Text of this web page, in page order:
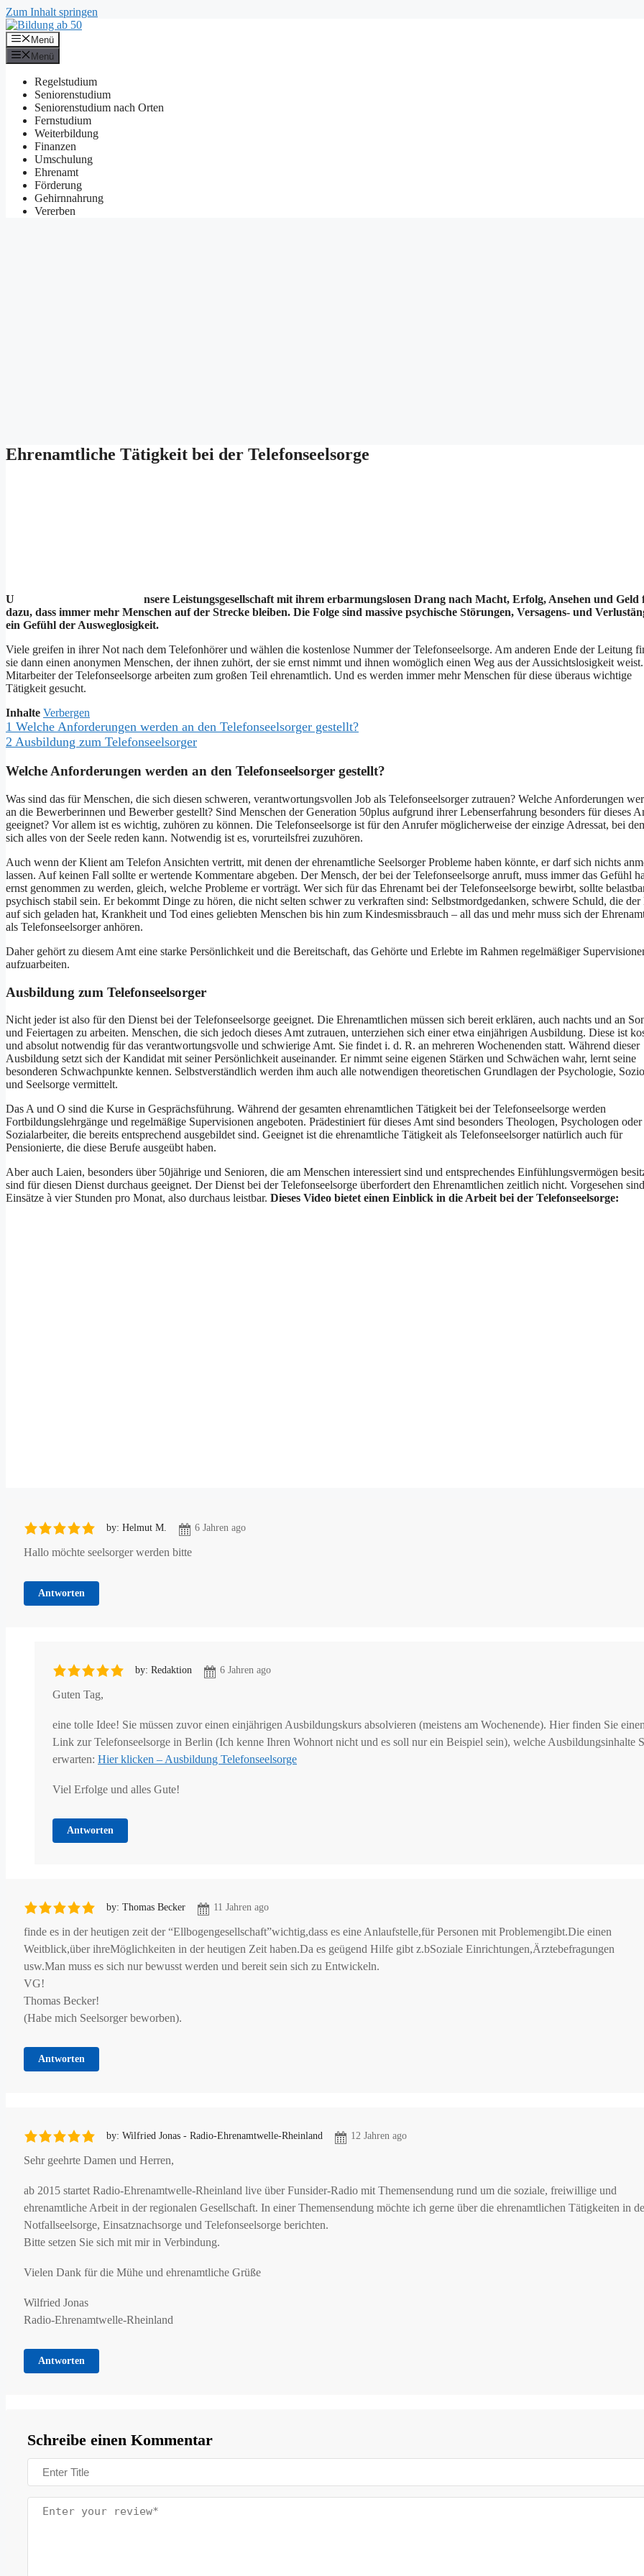
Zum Inhalt springen
Menü
Menü
Regelstudium
Seniorenstudium
Seniorenstudium nach Orten
Fernstudium
Weiterbildung
Finanzen
Umschulung
Ehrenamt
Förderung
Gehirnnahrung
Vererben
Ehrenamtliche Tätigkeit bei der Telefonseelsorge
U
nsere Leistungsgesellschaft mit ihrem erbarmungslosen Drang nach Macht, Erfolg, Ansehen und
dazu, dass immer mehr Menschen auf der Strecke bleiben. Die Folge sind massive psychische Störungen, Versagens- und
ein Gefühl der Ausweglosigkeit.
Viele greifen in ihrer Not nach dem Telefonhörer und wählen die kostenlose Nummer der Telefonseelsorge. Am anderen Ende der Leitung
sie dann einen anonymen Menschen, der ihnen zuhört, der sie ernst nimmt und ihnen womöglich einen Weg aus der Aussichtslosigkeit
Mitarbeiter der Telefonseelsorge arbeiten zum großen Teil ehrenamtlich. Und es werden immer mehr Menschen für diese überaus wichtige
Tätigkeit gesucht.
Inhalte Verbergen
1 Welche Anforderungen werden an den Telefonseelsorger gestellt?
2 Ausbildung zum Telefonseelsorger
Welche Anforderungen werden an den Telefonseelsorger gestellt?
Was sind das für Menschen, die sich diesen schweren, verantwortungsvollen Job als Telefonseelsorger zutrauen? Welche Anforderungen
an die Bewerberinnen und Bewerber gestellt? Sind Menschen der Generation 50plus aufgrund ihrer Lebenserfahrung besonders für dieses
geeignet? Vor allem ist es wichtig, zuhören zu können. Die Telefonseelsorge ist für den Anrufer möglicherweise der einzige Adressat, bei
sich alles von der Seele reden kann. Notwendig ist es, vorurteilsfrei zuzuhören.
Auch wenn der Klient am Telefon Ansichten vertritt, mit denen der ehrenamtliche Seelsorger Probleme haben könnte, er darf sich nichts
lassen. Auf keinen Fall sollte er wertende Kommentare abgeben. Der Mensch, der bei der Telefonseelsorge anruft, muss immer das Gefühl
ernst genommen zu werden, gleich, welche Probleme er vorträgt. Wer sich für das Ehrenamt bei der Telefonseelsorge bewirbt, sollte
psychisch stabil sein. Er bekommt Dinge zu hören, die nicht selten schwer zu verkraften sind: Selbstmordgedanken, schwere Schuld, die
auf sich geladen hat, Krankheit und Tod eines geliebten Menschen bis hin zum Kindesmissbrauch – all das und mehr muss sich der
als Telefonseelsorger anhören.
Daher gehört zu diesem Amt eine starke Persönlichkeit und die Bereitschaft, das Gehörte und Erlebte im Rahmen regelmäßiger
aufzuarbeiten.
Ausbildung zum Telefonseelsorger
Nicht jeder ist also für den Dienst bei der Telefonseelsorge geeignet. Die Ehrenamtlichen müssen sich bereit erklären, auch nachts und an
und Feiertagen zu arbeiten. Menschen, die sich jedoch dieses Amt zutrauen, unterziehen sich einer etwa einjährigen Ausbildung. Diese ist
und absolut notwendig für das verantwortungsvolle und schwierige Amt. Sie findet i. d. R. an mehreren Wochenenden statt. Während dieser
Ausbildung setzt sich der Kandidat mit seiner Persönlichkeit auseinander. Er nimmt seine eigenen Stärken und Schwächen wahr, lernt seine
besonderen Schwachpunkte kennen. Selbstverständlich werden ihm auch alle notwendigen theoretischen Grundlagen der Psychologie,
und Seelsorge vermittelt.
Das A und O sind die Kurse in Gesprächsführung. Während der gesamten ehrenamtlichen Tätigkeit bei der Telefonseelsorge werden
Fortbildungslehrgänge und regelmäßige Supervisionen angeboten. Prädestiniert für dieses Amt sind besonders Theologen, Psychologen oder
Sozialarbeiter, die bereits entsprechend ausgebildet sind. Geeignet ist die ehrenamtliche Tätigkeit als Telefonseelsorger natürlich auch für
Pensionierte, die diese Berufe ausgeübt haben.
Aber auch Laien, besonders über 50jährige und Senioren, die am Menschen interessiert sind und entsprechendes Einfühlungsvermögen
sind für diesen Dienst durchaus geeignet. Der Dienst bei der Telefonseelsorge überfordert den Ehrenamtlichen zeitlich nicht. Vorgesehen
Einsätze à vier Stunden pro Monat, also durchaus leistbar. Dieses Video bietet einen Einblick in die Arbeit bei der Telefonseelsorge:
by: Helmut M. 6 Jahren ago
Hallo möchte seelsorger werden bitte
Antworten
by: Redaktion 6 Jahren ago
Guten Tag,
eine tolle Idee! Sie müssen zuvor einen einjährigen Ausbildungskurs absolvieren (meistens am Wochenende). Hier finden Sie
Link zur Telefonseelsorge in Berlin (Ich kenne Ihren Wohnort nicht und es soll nur ein Beispiel sein), welche Ausbildungsinhalte
erwarten: Hier klicken – Ausbildung Telefonseelsorge
Viel Erfolge und alles Gute!
Antworten
by: Thomas Becker 11 Jahren ago
finde es in der heutigen zeit der “Ellbogengesellschaft”wichtig,dass es eine Anlaufstelle,für Personen mit Problemengibt.Die einen
Weitblick,über ihreMöglichkeiten in der heutigen Zeit haben.Da es geügend Hilfe gibt z.bSoziale Einrichtungen,Ärztebefragungen
usw.Man muss es sich nur bewusst werden und bereit sein sich zu Entwickeln.
VG!
Thomas Becker!
(Habe mich Seelsorger beworben).
Antworten
by: Wilfried Jonas - Radio-Ehrenamtwelle-Rheinland 12 Jahren ago
Sehr geehrte Damen und Herren,
ab 2015 startet Radio-Ehrenamtwelle-Rheinland live über Funsider-Radio mit Themensendung rund um die soziale, freiwillige und
ehrenamtliche Arbeit in der regionalen Gesellschaft. In einer Themensendung möchte ich gerne über die ehrenamtlichen Tätigkeiten in
Notfallseelsorge, Einsatznachsorge und Telefonseelsorge berichten.
Bitte setzen Sie sich mit mir in Verbindung.
Vielen Dank für die Mühe und ehrenamtliche Grüße
Wilfried Jonas
Radio-Ehrenamtwelle-Rheinland
Antworten
Schreibe einen Kommentar